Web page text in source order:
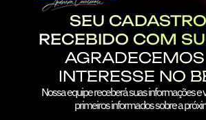
SEU
RECEBIDO COM
INTERESSE NO
Nossa equipe receberá suas informações e
primeiros informados sobre a